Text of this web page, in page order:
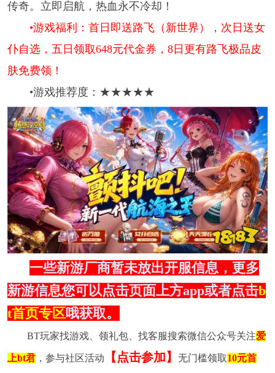
传奇。立即启航，热血永不冷却！
•游戏福利：首日即送路飞（新世界），次日送女
仆自选，五日领取648元代金券，8日更有路飞极品皮
肤免费领！
•游戏推荐度：★★★★★
一些新游厂商暂未放出开服信息，更多
新游信息您可以点击页面上方app或者点击b
t首页专区哦获取。
BT玩家找游戏、领礼包、找客服搜索微信公众号关注爱
上bt君，参与社区活动 【点击参加】 无门槛领取10元首